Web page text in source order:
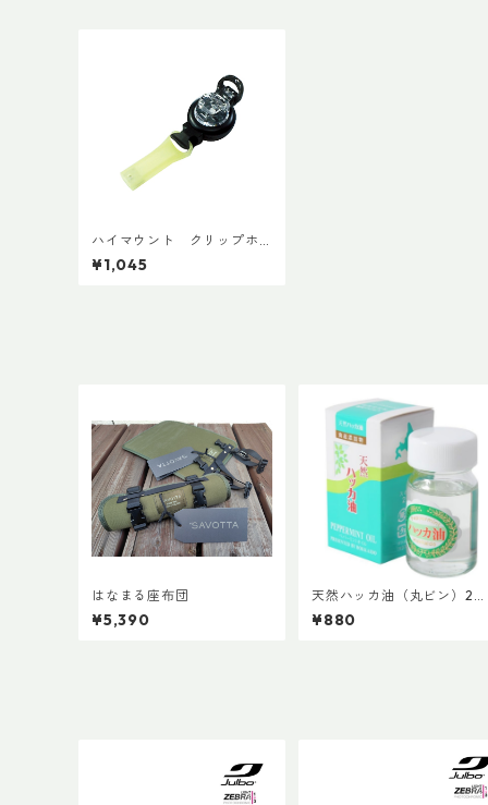
ハイマウント クリップホ
イッスル リール付
¥1,045
はなまる座布団
¥5,390
天然ハッカ油（丸ビン）20
ml
¥880